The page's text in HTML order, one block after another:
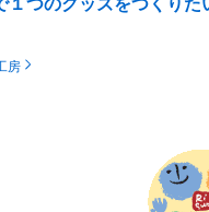
１つのグッズをつくりた
房